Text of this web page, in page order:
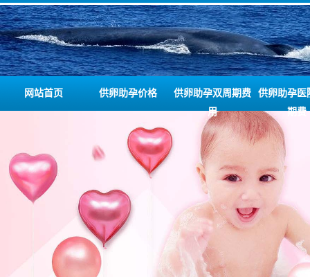
网站首页 供卵助孕价格
供卵助孕双周期费
用
供卵助孕医
期费